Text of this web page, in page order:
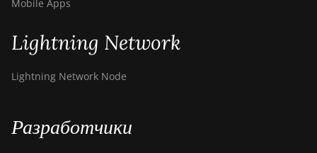
Mobile Apps
Lightning Network
Lightning Network Node
Разработчики